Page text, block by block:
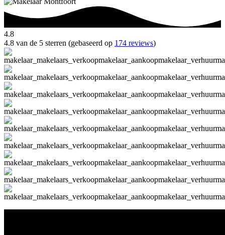
4.8
4.8 van de 5 sterren (gebaseerd op 174 reviews)